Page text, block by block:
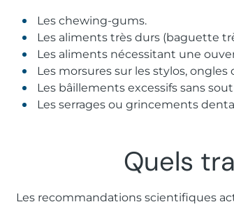
Les chewing-gums.
Les aliments très durs (baguette
Les aliments nécessitant une
Les morsures sur les stylos, ongles
Les bâillements excessifs sans
Les serrages ou grincements
Quels
Les recommandations scientifiques